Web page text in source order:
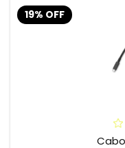
19% OFF